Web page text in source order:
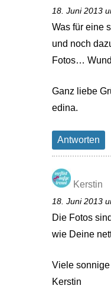
18. Juni 2013
Was für eine
und noch
Fotos…
Ganz liebe
edina.
Antworten
Kerstin
18. Juni 2013
Die Fotos
wie Deine
Viele
Kerstin